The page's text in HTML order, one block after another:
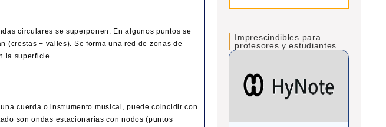
circulares se superponen. En algunos puntos se
(crestas + valles). Se forma una red de zonas de
la superficie.
cuerda o instrumento musical, puede coincidir con
son ondas estacionarias con nodos (puntos
Imprescindibles para
profesores y estudiantes